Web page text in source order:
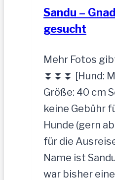
Sandu –
gesucht
Mehr Fotos
⏬⏬⏬ [Hund:
Größe: 40 cm
keine Gebühr
Hunde (gern
für die
Name ist
war bisher